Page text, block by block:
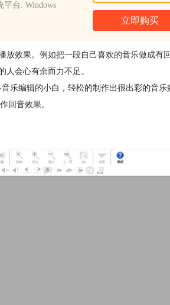
平台: Windows
立即购买
效果。例如把一段自己喜欢的音乐做成有
人会心有余而力不足。
乐编辑的小白，轻松的制作出很出彩的音乐
回音效果。